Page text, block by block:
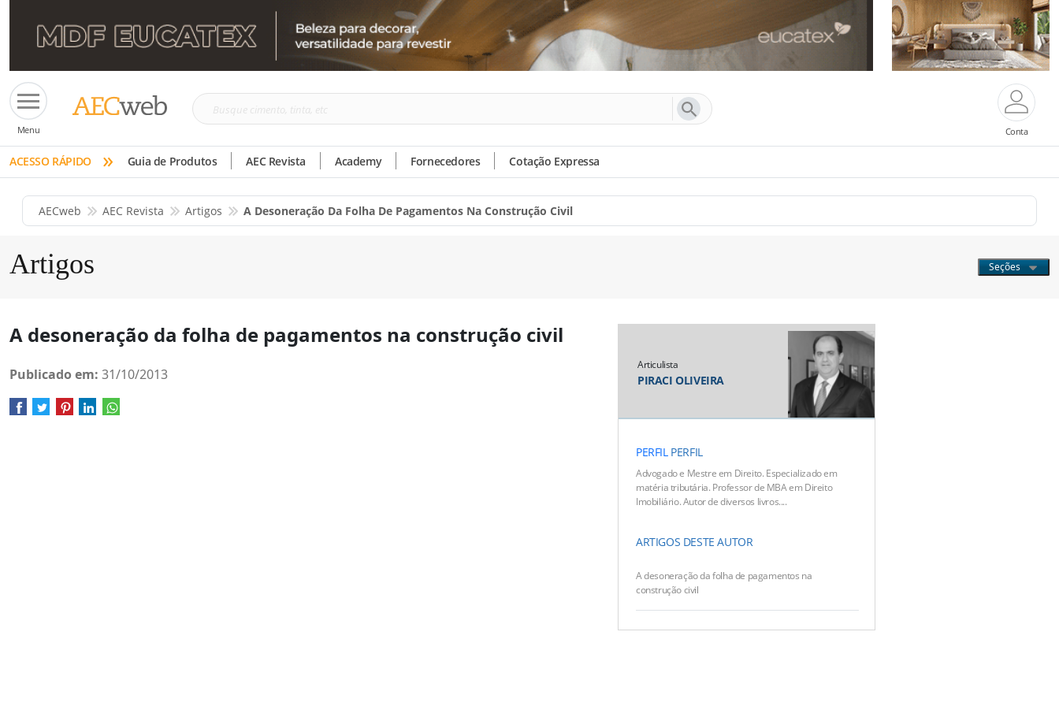
Menu
Busque
tinta,
etc
Conta
ACESSO RÁPIDO » Guia de Produtos AEC Revista Academy Fornecedores Cotação Expressa
AECweb AEC Revista Artigos A Desoneração Da Folha De Pagamentos Na Construção Civil
Artigos Seções
A desoneração da folha de pagamentos na construção civil
Publicado em: 31/10/2013
Articulista
PIRACI OLIVEIRA
PERFILPERFIL
Advogado e Mestre em Direito. Especializado em
matéria tributária. Professor de MBA em Direito
Imobiliário. Autor de diversos livros....
ARTIGOS DESTE AUTOR
A desoneração da folha de pagamentos na
construção civil